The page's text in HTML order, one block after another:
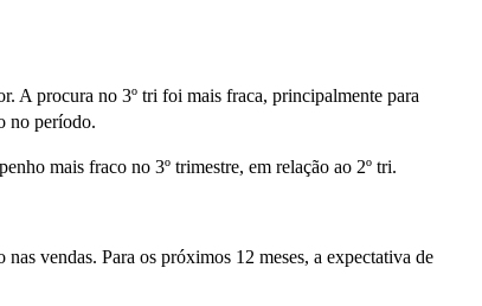
A procura no 3º tri foi mais fraca, principalmente para
no período.
mais fraco no 3º trimestre, em relação ao 2º tri.
vendas. Para os próximos 12 meses, a expectativa de